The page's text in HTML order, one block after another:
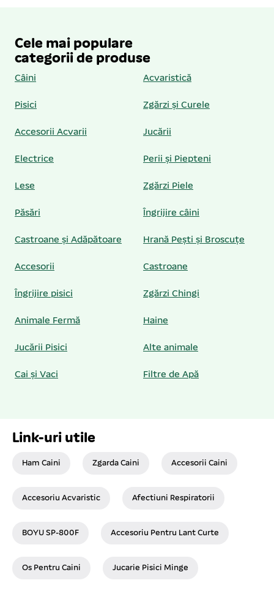
Cele mai populare
categorii de produse
Câini Acvaristică
Pisici Zgărzi și Curele
Accesorii Acvarii Jucării
Electrice Perii și Piepteni
Lese Zgărzi Piele
Păsări Îngrijire câini
Castroane și Adăpătoare Hrană Pești și Broscuțe
Accesorii Castroane
Îngrijire pisici Zgărzi Chingi
Animale Fermă Haine
Jucării Pisici Alte animale
Cai și Vaci Filtre de Apă
Link-uri utile
Ham Caini Zgarda Caini Accesorii Caini
Accesoriu Acvaristic Afectiuni Respiratorii
BOYU SP-800F Accesoriu Pentru Lant Curte
Os Pentru Caini Jucarie Pisici Minge